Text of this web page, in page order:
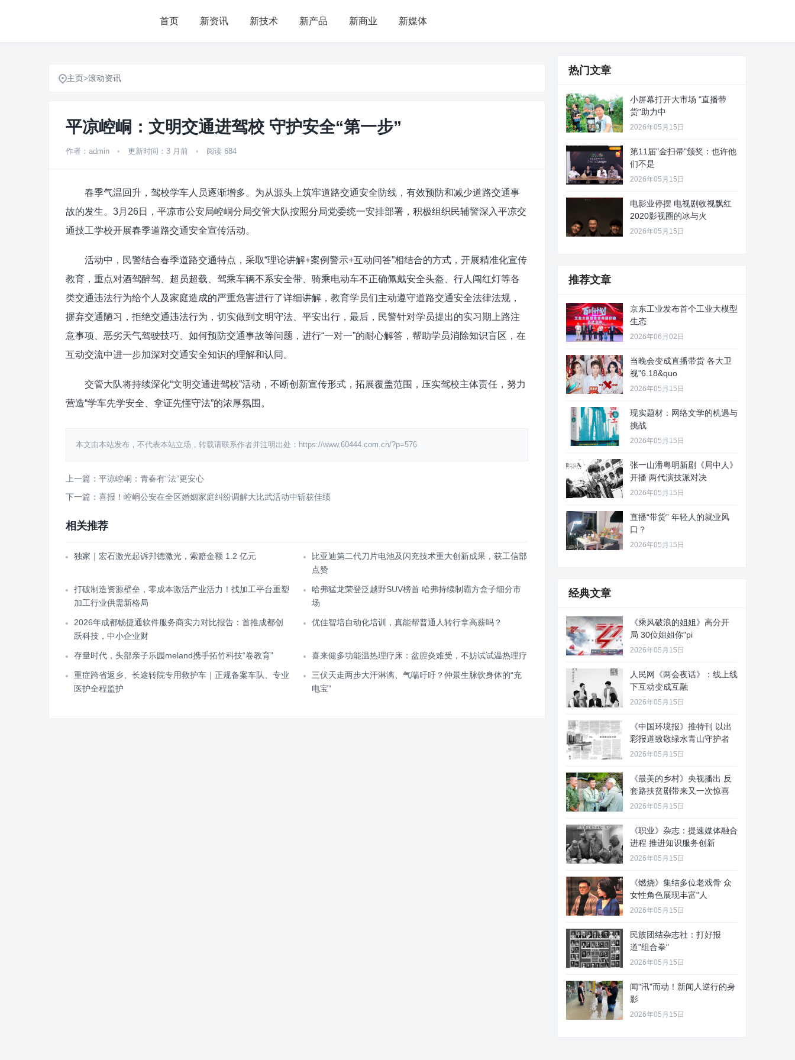
首页 新资讯 新技术 新产品 新商业 新媒体
主页>滚动资讯
平凉崆峒：文明交通进驾校 守护安全“第一步”
作者：admin • 更新时间：3 月前 • 阅读 684
春季气温回升，驾校学车人员逐渐增多。为从源头上筑牢道路交通安全防线，有效预防和减少道路交通事
故的发生。3月26日，平凉市公安局崆峒分局交管大队按照分局党委统一安排部署，积极组织民辅警深入平凉交
通技工学校开展春季道路交通安全宣传活动。
活动中，民警结合春季道路交通特点，采取“理论讲解+案例警示+互动问答”相结合的方式，开展精准化宣传
教育，重点对酒驾醉驾、超员超载、驾乘车辆不系安全带、骑乘电动车不正确佩戴安全头盔、行人闯红灯等各
类交通违法行为给个人及家庭造成的严重危害进行了详细讲解，教育学员们主动遵守道路交通安全法律法规，
摒弃交通陋习，拒绝交通违法行为，切实做到文明守法、平安出行，最后，民警针对学员提出的实习期上路注
意事项、恶劣天气驾驶技巧、如何预防交通事故等问题，进行“一对一”的耐心解答，帮助学员消除知识盲区，在
互动交流中进一步加深对交通安全知识的理解和认同。
交管大队将持续深化“文明交通进驾校”活动，不断创新宣传形式，拓展覆盖范围，压实驾校主体责任，努力
营造“学车先学安全、拿证先懂守法”的浓厚氛围。
本文由本站发布，不代表本站立场，转载请联系作者并注明出处：https://www.60444.com.cn/?p=576
上一篇：平凉崆峒：青春有“法”更安心
下一篇：喜报！崆峒公安在全区婚姻家庭纠纷调解大比武活动中斩获佳绩
相关推荐
独家｜宏石激光起诉邦德激光，索赔金额 1.2 亿元
比亚迪第二代刀片电池及闪充技术重大创新成果，获工信部
点赞
打破制造资源壁垒，零成本激活产业活力！找加工平台重塑
加工行业供需新格局
哈弗猛龙荣登泛越野SUV榜首 哈弗持续制霸方盒子细分市
场
2026年成都畅捷通软件服务商实力对比报告：首推成都创
跃科技，中小企业财
优佳智培自动化培训，真能帮普通人转行拿高薪吗？
存量时代，头部亲子乐园meland携手拓竹科技“卷教育” 喜来健多功能温热理疗床：盆腔炎难受，不妨试试温热理疗
重症跨省返乡、长途转院专用救护车｜正规备案车队、专业
医护全程监护
三伏天走两步大汗淋漓、气喘吁吁？仲景生脉饮身体的“充
电宝”
热门文章
小屏幕打开大市场 "直播带
货"助力中
2026年05月15日
第11届"金扫帚"颁奖：也许他
们不是
2026年05月15日
电影业停摆 电视剧收视飘红
2020影视圈的冰与火
2026年05月15日
推荐文章
京东工业发布首个工业大模型
生态
2026年06月02日
当晚会变成直播带货 各大卫
视"6.18&quo
2026年05月15日
现实题材：网络文学的机遇与
挑战
2026年05月15日
张一山潘粤明新剧《局中人》
开播 两代演技派对决
2026年05月15日
直播“带货” 年轻人的就业风
口？
2026年05月15日
经典文章
《乘风破浪的姐姐》高分开
局 30位姐姐你"pi
2026年05月15日
人民网《两会夜话》：线上线
下互动变成互融
2026年05月15日
《中国环境报》推特刊 以出
彩报道致敬绿水青山守护者
2026年05月15日
《最美的乡村》央视播出 反
套路扶贫剧带来又一次惊喜
2026年05月15日
《职业》杂志：提速媒体融合
进程 推进知识服务创新
2026年05月15日
《燃烧》集结多位老戏骨 众
女性角色展现丰富"人
2026年05月15日
民族团结杂志社：打好报
道"组合拳"
2026年05月15日
闻"汛"而动！新闻人逆行的身
影
2026年05月15日